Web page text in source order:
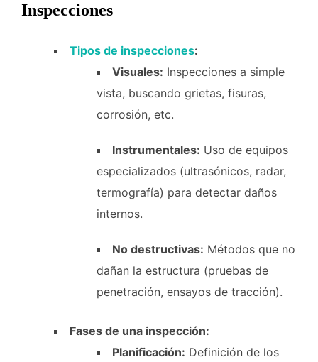
Inspecciones
Tipos de inspecciones:
Visuales: Inspecciones a simple
vista, buscando grietas, fisuras,
corrosión, etc.
Instrumentales: Uso de equipos
especializados (ultrasónicos, radar,
termografía) para detectar daños
internos.
No destructivas: Métodos que no
dañan la estructura (pruebas de
penetración, ensayos de tracción).
Fases de una inspección:
Planificación: Definición de los